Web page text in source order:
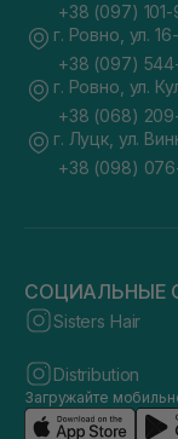
+38 (097) 101-
г. Ровно, ул.
+38 (097)
г. Ровно, ул.
+38 (068)
г. Луцк, ул.
+38 (098)
СОЦИАЛЬНЫЕ
Sisters Hair
Distribution
Загружайте